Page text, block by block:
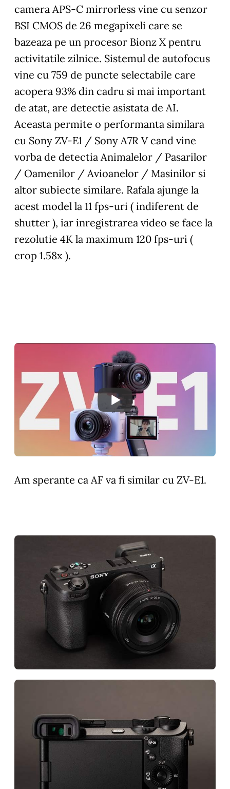
camera APS-C mirrorless vine cu senzor
BSI CMOS de 26 megapixeli care se
bazeaza pe un procesor Bionz X pentru
activitatile zilnice. Sistemul de autofocus
vine cu 759 de puncte selectabile care
acopera 93% din cadru si mai important
de atat, are detectie asistata de AI.
Aceasta permite o performanta similara
cu Sony ZV-E1 / Sony A7R V cand vine
vorba de detectia Animalelor / Pasarilor
/ Oamenilor / Avioanelor / Masinilor si
altor subiecte similare. Rafala ajunge la
acest model la 11 fps-uri ( indiferent de
shutter ), iar inregistrarea video se face la
rezolutie 4K la maximum 120 fps-uri (
crop 1.58x ).
Am sperante ca AF va fi similar cu ZV-E1.